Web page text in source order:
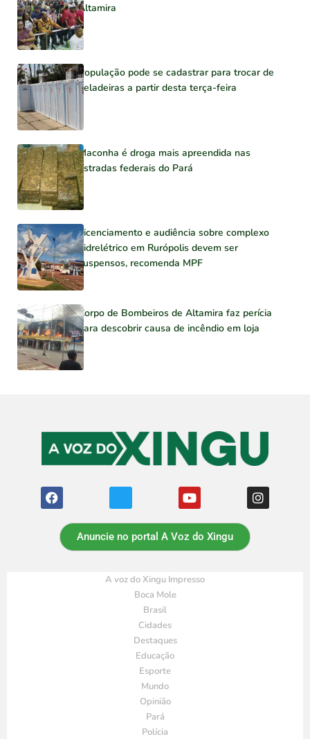
Altamira
População pode se cadastrar para trocar de
geladeiras a partir desta terça-feira
Maconha é droga mais apreendida nas
estradas federais do Pará
Licenciamento e audiência sobre complexo
hidrelétrico em Rurópolis devem ser
suspensos, recomenda MPF
Corpo de Bombeiros de Altamira faz perícia
para descobrir causa de incêndio em loja
Anuncie no portal A Voz do Xingu
A voz do Xingu Impresso
Boca Mole
Brasil
Cidades
Destaques
Educação
Esporte
Mundo
Opinião
Pará
Polícia